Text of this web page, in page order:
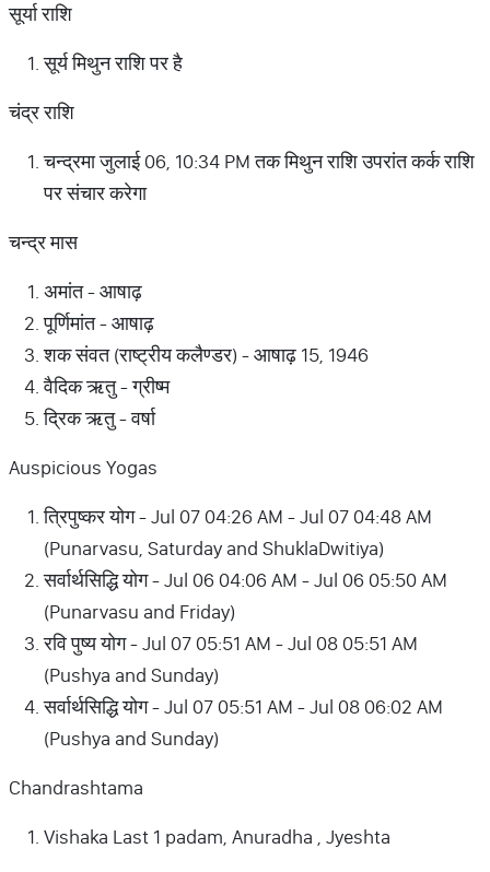
सूर्या राशि
सूर्य मिथुन राशि पर है
चंद्र राशि
चन्द्रमा जुलाई 06, 10:34 PM तक मिथुन राशि उपरांत कर्क राशि
पर संचार करेगा
चन्द्र मास
अमांत - आषाढ़
पूर्णिमांत - आषाढ़
शक संवत (राष्ट्रीय कलैण्डर) - आषाढ़ 15, 1946
वैदिक ऋतु - ग्रीष्म
द्रिक ऋतु - वर्षा
Auspicious Yogas
त्रिपुष्कर योग - Jul 07 04:26 AM - Jul 07 04:48 AM
(Punarvasu, Saturday and ShuklaDwitiya)
सर्वार्थसिद्धि योग - Jul 06 04:06 AM - Jul 06 05:50 AM
(Punarvasu and Friday)
रवि पुष्य योग - Jul 07 05:51 AM - Jul 08 05:51 AM
(Pushya and Sunday)
सर्वार्थसिद्धि योग - Jul 07 05:51 AM - Jul 08 06:02 AM
(Pushya and Sunday)
Chandrashtama
Vishaka Last 1 padam, Anuradha , Jyeshta